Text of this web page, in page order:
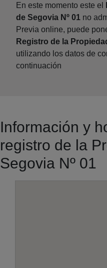
En este momento este el
de Segovia Nº 01 no
Previa online, puede
Registro de la
utilizando los datos de
continuación
Información y
registro de la
Segovia Nº 01